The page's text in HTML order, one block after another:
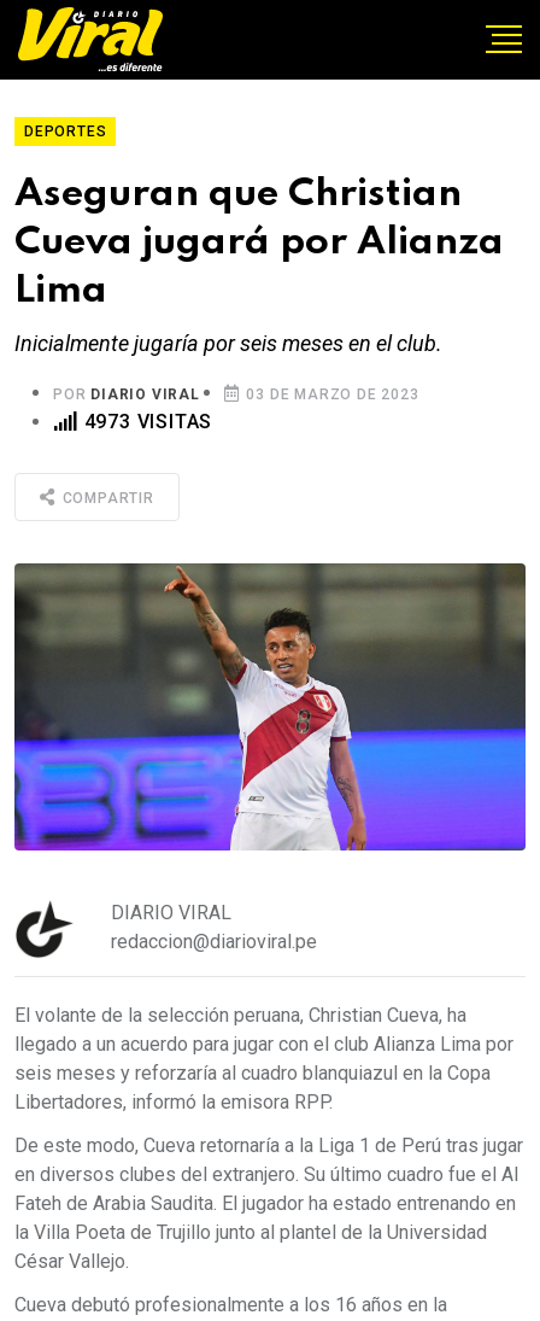
DEPORTES
Aseguran que Christian
Cueva jugará por Alianza
Lima
Inicialmente jugaría por seis meses en el club.
POR DIARIO VIRAL 03 DE MARZO DE 2023
4973 VISITAS
COMPARTIR
DIARIO VIRAL
redaccion@diarioviral.pe
El volante de la selección peruana, Christian Cueva, ha
llegado a un acuerdo para jugar con el club Alianza Lima por
seis meses y reforzaría al cuadro blanquiazul en la Copa
Libertadores, informó la emisora RPP.
De este modo, Cueva retornaría a la Liga 1 de Perú tras jugar
en diversos clubes del extranjero. Su último cuadro fue el Al
Fateh de Arabia Saudita. El jugador ha estado entrenando en
la Villa Poeta de Trujillo junto al plantel de la Universidad
César Vallejo.
Cueva debutó profesionalmente a los 16 años en la